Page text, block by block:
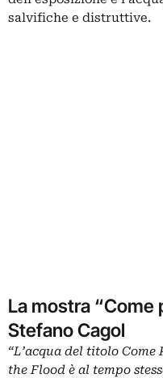
salvifiche e distruttive.
La mostra “Come
Stefano Cagol
“L’acqua del titolo
the Flood è al tempo